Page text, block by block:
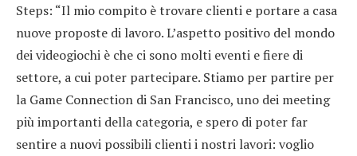
Steps: “Il mio compito è trovare clienti e portare a casa
nuove proposte di lavoro. L’aspetto positivo del mondo
dei videogiochi è che ci sono molti eventi e fiere di
settore, a cui poter partecipare. Stiamo per partire per
la Game Connection di San Francisco, uno dei meeting
più importanti della categoria, e spero di poter far
sentire a nuovi possibili clienti i nostri lavori: voglio